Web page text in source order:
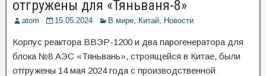
отгружены для «Тяньваня-8»
atom 15.05.2024 В мире, Китай, Новости
Корпус реактора ВВЭР-1200 и два парогенератора для
блока №8 АЭС «Тяньвань», строящейся в Китае, были
отгружены 14 мая 2024 года с производственной